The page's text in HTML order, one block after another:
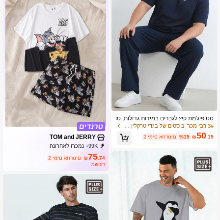
סט פיג'מת קיץ לגברים במידות גדולות, טו
פ ומכנסיים קלילים עם הדפס אותיות, קז'ו
אל ונוח
3# רבי מכר ב סטים של בגדי טרקלין לגברים במידות גדולות
₪50.15
%15 2 ימים אחרונים TOM and JERRY
99K+ נמכרו לאחרונה
₪75.74
2 ימים אחרונים
משוער